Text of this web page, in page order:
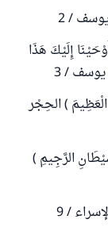
/ 2
إِلَيْكَ هَذَا
/ 3
) الحِجْر
الرَّجِيمِ )
/ 9